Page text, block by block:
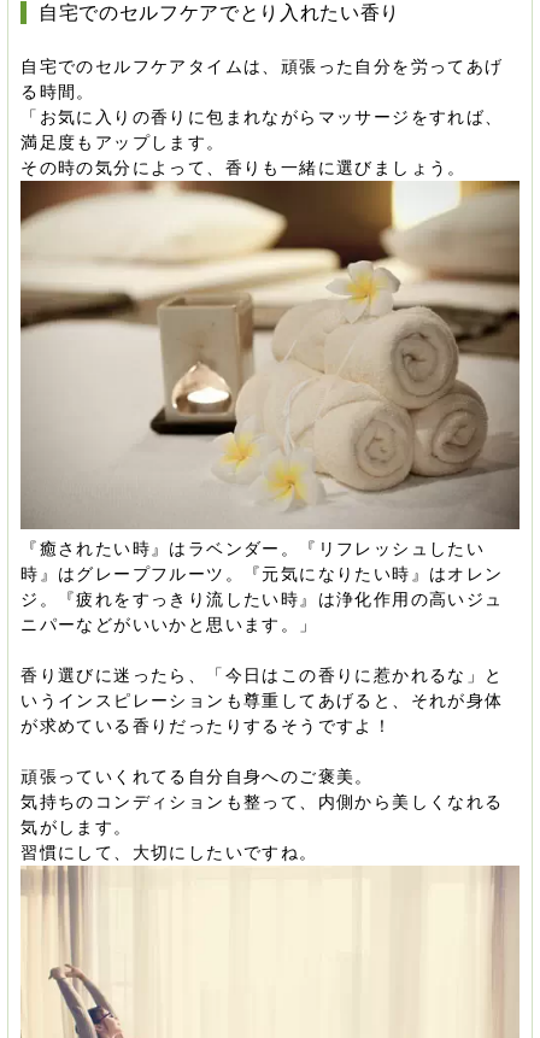
自宅でのセルフケアでとり入れたい香り
自宅でのセルフケアタイムは、頑張った自分を労ってあげ
る時間。
「お気に入りの香りに包まれながらマッサージをすれば、
満足度もアップします。
その時の気分によって、香りも一緒に選びましょう。
『癒されたい時』はラベンダー。『リフレッシュしたい
時』はグレープフルーツ。『元気になりたい時』はオレン
ジ。『疲れをすっきり流したい時』は浄化作用の高いジュ
ニパーなどがいいかと思います。」
香り選びに迷ったら、「今日はこの香りに惹かれるな」と
いうインスピレーションも尊重してあげると、それが身体
が求めている香りだったりするそうですよ！
頑張っていくれてる自分自身へのご褒美。
気持ちのコンディションも整って、内側から美しくなれる
気がします。
習慣にして、大切にしたいですね。